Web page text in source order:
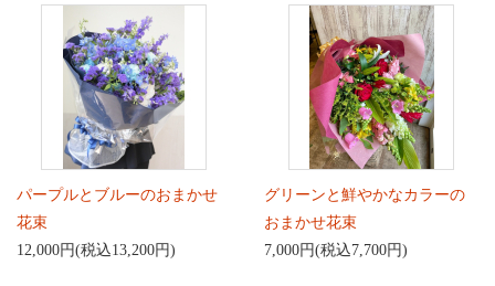
パープルとブルーのおまかせ
花束
12,000円(税込13,200円)
グリーンと鮮やかなカラーの
おまかせ花束
7,000円(税込7,700円)